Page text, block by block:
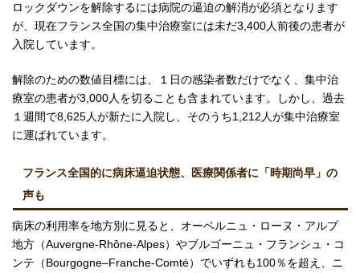
ロックダウンを解除するには病院の逼迫の解消が必須となります
が、現在フランス全国の集中治療室には未だ3,400人前後の患者が
入院しています。
解除のための数値目標には、１日の感染者数だけでなく、集中治
療室の患者が3,000人を切ることも含まれています。しかし、過去
１週間で8,625人が新たに入院し、そのうち1,212人が集中治療室
に運ばれています。
フランス全国的に病床逼迫状態、医療関係者に「時期尚早」の
声も
病床の利用率を地方別に見ると、オーベルニュ・ローヌ・アルプ
地方（Auvergne-Rhône-Alpes）やブルゴーニュ・フランシュ・コ
ンテ（Bourgogne–Franche-Comté）でいずれも100％を超え、ニ